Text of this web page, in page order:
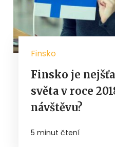
Finsko
Finsko je
světa v roce
návštěvu?
5 minut čtení